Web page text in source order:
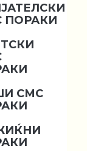
ПОРАКИ
СМС